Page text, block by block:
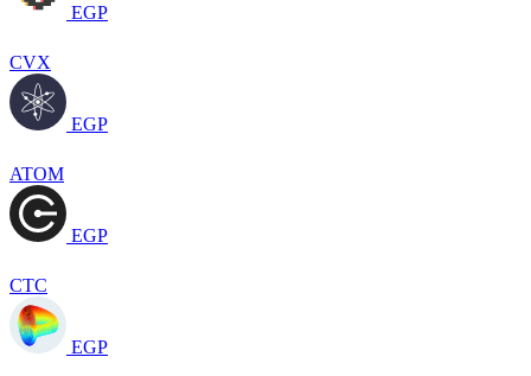
EGP
CVX
EGP
ATOM
EGP
CTC
EGP